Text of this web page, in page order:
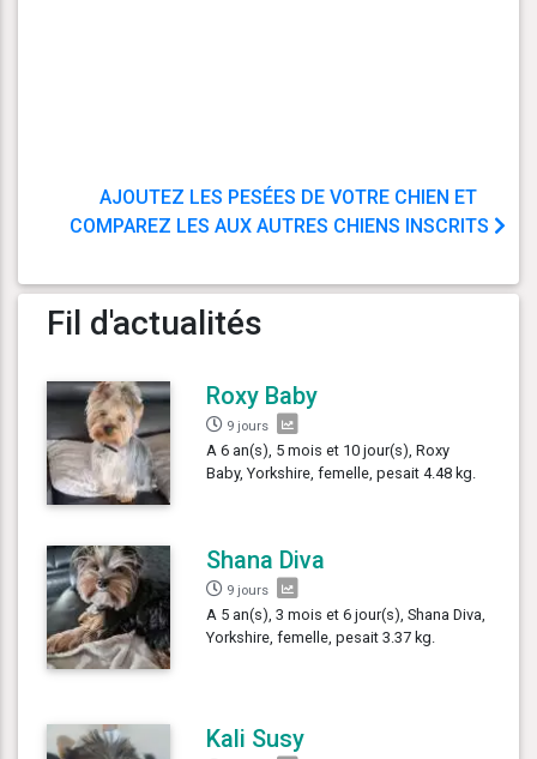
AJOUTEZ LES PESÉES DE VOTRE CHIEN ET
COMPAREZ LES AUX AUTRES CHIENS INSCRITS
Fil d'actualités
Roxy Baby
9 jours
A 6 an(s), 5 mois et 10 jour(s), Roxy
Baby, Yorkshire, femelle, pesait 4.48 kg.
Shana Diva
9 jours
A 5 an(s), 3 mois et 6 jour(s), Shana Diva,
Yorkshire, femelle, pesait 3.37 kg.
Kali Susy